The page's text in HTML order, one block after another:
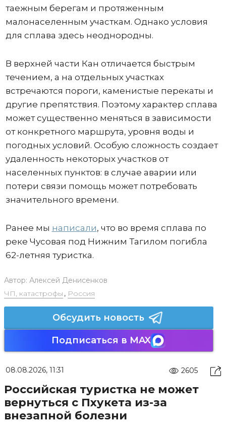
таежным берегам и протяженным
малонаселенным участкам. Однако условия
для сплава здесь неоднородны.
В верхней части Кан отличается быстрым
течением, а на отдельных участках
встречаются пороги, каменистые перекаты и
другие препятствия. Поэтому характер сплава
может существенно меняться в зависимости
от конкретного маршрута, уровня воды и
погодных условий. Особую сложность создает
удаленность некоторых участков от
населенных пунктов: в случае аварии или
потери связи помощь может потребовать
значительного времени.
Ранее мы написали, что во время сплава по
реке Чусовая под Нижним Тагилом погибла
62-летняя туристка.
Автор: Алексей Денисенков
ЧП, катастрофы , Россия
Обсудить новость
Подписаться в MAX
08.08.2026, 11:31 2605
Российская туристка не может
вернуться с Пхукета из-за
внезапной болезни